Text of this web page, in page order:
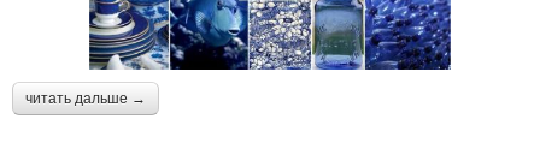
читать дальше →